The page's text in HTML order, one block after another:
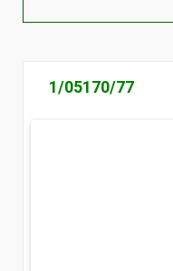
1/05170/77